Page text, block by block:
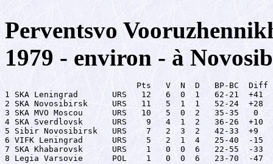
Perventsvo
1979 - environ - à
                           Pts   V  N  D   BP-BC  Diff
1 SKA Leningrad       URS   12   6  0  1   62-21  +41
2 SKA Novosibirsk     URS   11   5  1  1   52-24  +28
3 SKA MVO Moscou      URS   10   5  0  2   35-35   0
4 SKA Sverdlovsk      URS    9   4  1  2   36-26  +10
5 Sibir Novosibirsk   URS    7   2  3  2   42-33  +9
6 VIFK Leningrad      URS    5   2  1  4   25-40  -15
7 SKA Khabarovsk      URS    1   0  0  6   22-55  -33
8 Legia Varsovie      POL    1   0  0  6   23-70  -47